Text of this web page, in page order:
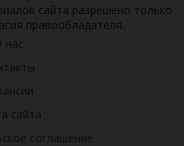
сайта разрешено только
правообладателя.
нас
сайта
соглашение